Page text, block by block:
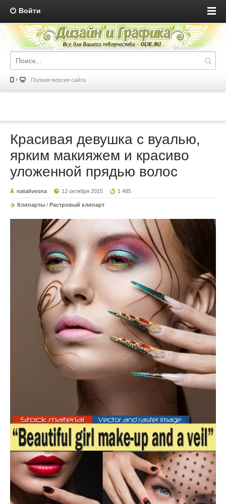
Войти
Полная версия сайта
Красивая девушка с вуалью,
ярким макияжем и красиво
уложенной прядью волос
natalivesna 12 октября 2015 1 485
Клипарты / Растровый клипарт